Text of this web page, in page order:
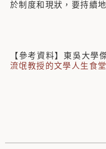
於制度和現狀，要持續
【參考資料】東吳大
流氓教授的文學人生食堂